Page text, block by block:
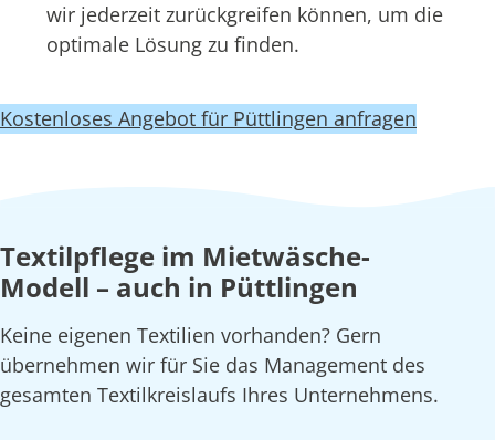
wir jederzeit zurückgreifen können, um die
optimale Lösung zu finden.
Kostenloses Angebot für Püttlingen anfragen
Textilpflege im Mietwäsche-
Modell – auch in Püttlingen
Keine eigenen Textilien vorhanden? Gern
übernehmen wir für Sie das Management des
gesamten Textilkreislaufs Ihres Unternehmens.